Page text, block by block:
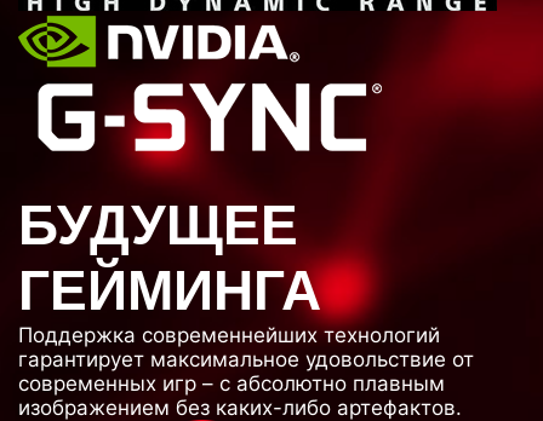
БУДУЩЕЕ
ГЕЙМИНГА
Поддержка современнейших технологий
гарантирует максимальное удовольствие от
современных игр – с абсолютно плавным
изображением без каких-либо артефактов.